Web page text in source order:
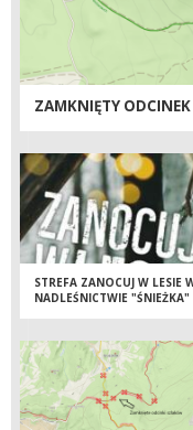
ZAMKNIĘTY
STREFA ZANOCUJ W LESIE
NADLEŚNICTWIE "ŚNIEŻKA"